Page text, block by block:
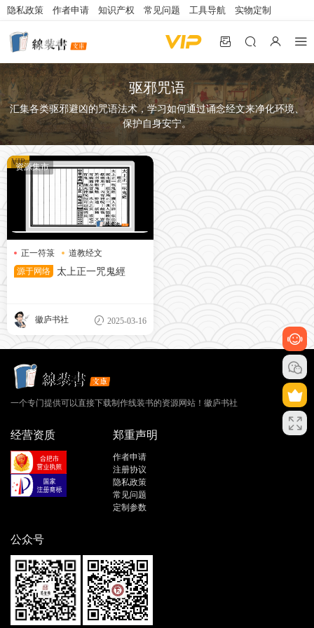
隐私政策 作者申请 知识产权 常见问题 工具导航 实物定制
驱邪咒语
汇集各类驱邪避凶的咒语法术，学习如何通过诵念经文来净化环境、
保护自身安宁。
资源集市
正一符箓
道教经文
驱邪咒语
源于网络 太上正一咒鬼經
徽庐书社 2025-03-16
VIP
一个专门提供可以直接下载制作线装书的资源网站！徽庐书社
经营资质 郑重声明
作者申请
注册协议
隐私政策
常见问题
定制参数
公众号